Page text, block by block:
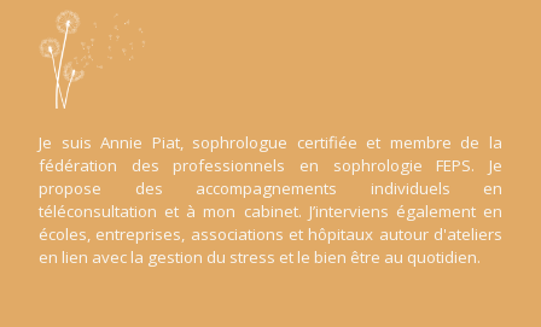
Je suis Annie Piat, sophrologue certifiée et membre de la
fédération des professionnels en sophrologie FEPS. Je
propose des accompagnements individuels en
téléconsultation et à mon cabinet. J’interviens également en
écoles, entreprises, associations et hôpitaux autour d'ateliers
en lien avec la gestion du stress et le bien être au quotidien.